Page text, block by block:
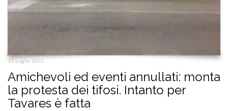
23 Luglio 2022
Amichevoli ed eventi annullati: monta
la protesta dei tifosi. Intanto per
Tavares è fatta